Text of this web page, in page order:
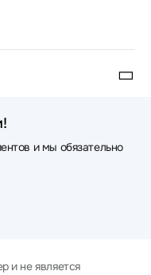
и мы обязательно
и не является